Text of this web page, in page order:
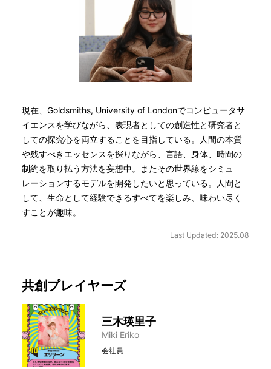
現在、Goldsmiths, University of Londonでコンピュータサ
イエンスを学びながら、表現者としての創造性と研究者と
しての探究心を両立することを目指している。人間の本質
や残すべきエッセンスを探りながら、言語、身体、時間の
制約を取り払う方法を妄想中。またその世界線をシミュ
レーションするモデルを開発したいと思っている。人間と
して、生命として経験できるすべてを楽しみ、味わい尽く
すことが趣味。
Last Updated: 2025.08
共創プレイヤーズ
三木瑛里子
Miki Eriko
会社員